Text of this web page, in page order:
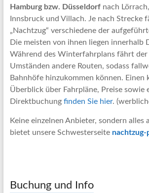
Hamburg bzw. Düsseldorfnach
Innsbruck und Villach. Je nach Strecke
„Nachtzug“ verschiedene der
Die meisten von ihnen liegen innerhalb
Während des Winterfahrplans fährt
Umständen andere Routen, sodass
Bahnhöfe hinzukommen können. Einen
Überblick über Fahrpläne, Preise sowie
Direktbuchung finden Sie hier.
Keine einzelnen Anbieter, sondern alles
bietet unsere Schwesterseite nachtzug-
Buchung und Info